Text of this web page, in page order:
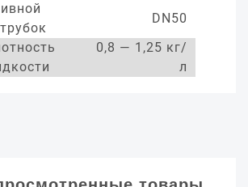
DN50
0,8 — 1,25 кг/
л